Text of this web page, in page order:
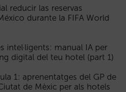
reducir las reservas
durante la FIFA World
intel·ligents: manual IA per
digital del teu hotel (part 1)
1: aprenentatges del GP de
de Mèxic per als hotels